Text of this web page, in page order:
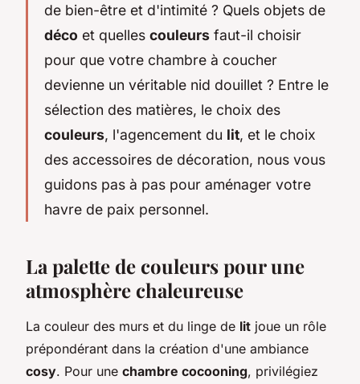
de bien-être et d'intimité ? Quels objets de
déco et quelles couleurs faut-il choisir
pour que votre chambre à coucher
devienne un véritable nid douillet ? Entre le
sélection des matières, le choix des
couleurs, l'agencement du lit, et le choix
des accessoires de décoration, nous vous
guidons pas à pas pour aménager votre
havre de paix personnel.
La palette de couleurs pour une
atmosphère chaleureuse
La couleur des murs et du linge de lit joue un rôle
prépondérant dans la création d'une ambiance
cosy. Pour une chambre cocooning, privilégiez